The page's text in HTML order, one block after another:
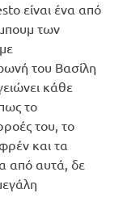
είναι ένα από
των
του Βασίλη
κάθε
το
του, το
και τα
από αυτά, δε